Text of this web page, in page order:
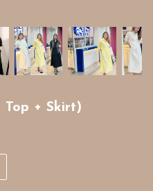
Top + Skirt)